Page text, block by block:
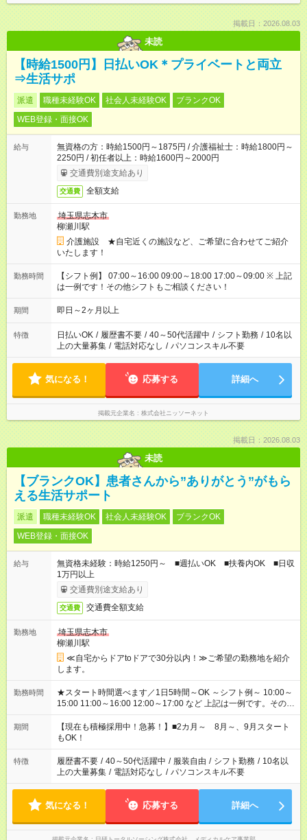
掲載日：2026.08.03
未読
【時給1500円】日払いOK＊プライベートと両立
⇒生活サポ
派遣 職種未経験OK 社会人未経験OK
ブランクOK
WEB登録・面接OK
給与
無資格の方：時給1500円～1875円 / 介護福祉士：時給1800円～
2250円 / 初任者以上：時給1600円～2000円
交通費別途支給あり
交通費 全額支給
勤務地
埼玉県志木市
柳瀬川駅
介護施設 ★自宅近くの施設など、ご希望に合わせてご紹介
いたします！
勤務時間
【シフト例】 07:00～16:00 09:00～18:00 17:00～09:00 ※ 上記
は一例です！その他シフトもご相談ください！
期間 即日～2ヶ月以上
特徴 日払いOK / 履歴書不要 / 40～50代活躍中 / シフト勤務 / 10名以
上の大量募集 / 電話対応なし / パソコンスキル不要
気になる！ 応募する 詳細へ
掲載元企業名 株式会社ニッソーネット
掲載日：2026.08.03
未読
【ブランクOK】患者さんから”ありがとう”がもら
える生活サポート
派遣 職種未経験OK 社会人未経験OK
ブランクOK
WEB登録・面接OK
給与
無資格未経験：時給1250円～ ■週払いOK ■扶養内OK ■日収
1万円以上
交通費別途支給あり
交通費 交通費全額支給
勤務地
埼玉県志木市
柳瀬川駅
≪自宅からドアtoドアで30分以内！≫ご希望の勤務地を紹介
します。
勤務時間
★スタート時間選べます／1日5時間～OK ～シフト例～ 10:00～
15:00 11:00～16:00 12:00～17:00 など 上記は一例です。その他
シフトもご相談ください。 ※Wワークの場合当社と合わせて法
定労働時間が週40時間を超えなければOKです。
期間
【現在も積極採用中！急募！】■2カ月～ 8月～、9月スタート
もOK！
特徴 履歴書不要 / 40～50代活躍中 / 服装自由 / シフト勤務 / 10名以
上の大量募集 / 電話対応なし / パソコンスキル不要
気になる！ 応募する 詳細へ